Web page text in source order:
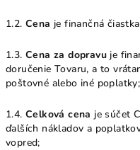
1.2. Cena je finančná
1.3. Cena za dopravu je
doručenie Tovaru, a to
poštovné alebo iné poplatky;
1.4. Celková cena je súčet
ďalších nákladov a
vopred;